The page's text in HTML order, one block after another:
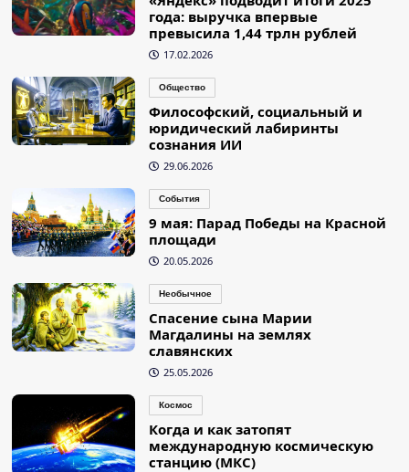
года: выручка впервые
превысила 1,44 трлн рублей
17.02.2026
Общество
Философский, социальный и
юридический лабиринты
сознания ИИ
29.06.2026
События
9 мая: Парад Победы на Красной
площади
20.05.2026
Необычное
Спасение сына Марии
Магдалины на землях
славянских
25.05.2026
Космос
Когда и как затопят
международную космическую
станцию (МКС)